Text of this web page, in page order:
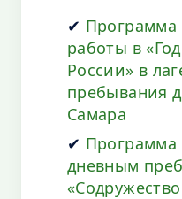
✔ Программа
работы в
России» в
пребывания
Самара
✔ Программа
дневным